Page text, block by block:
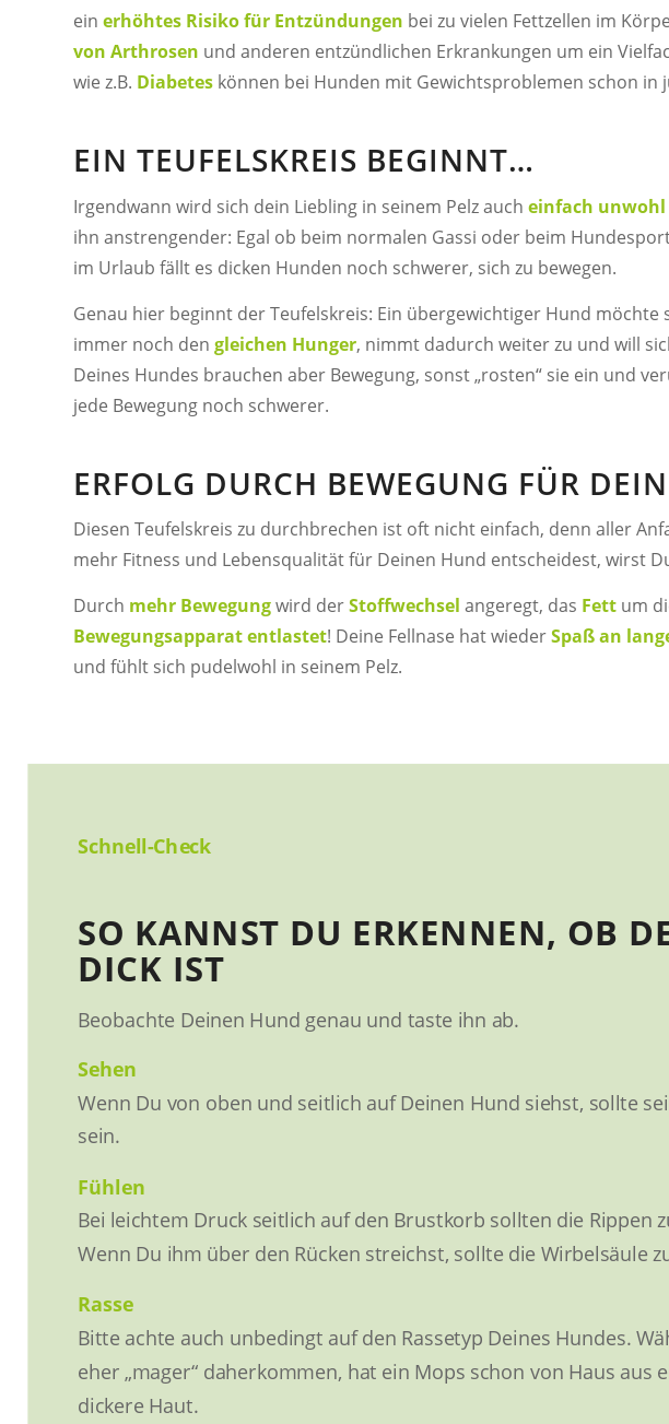
ein erhöhtes Risiko für Entzündungen bei zu vielen Fettzellen im
von Arthrosen und anderen entzündlichen Erkrankungen um ein
wie z.B. Diabetes können bei Hunden mit Gewichtsproblemen schon in
EIN TEUFELSKREIS BEGINNT…
Irgendwann wird sich dein Liebling in seinem Pelz auch einfach
ihn anstrengender: Egal ob beim normalen Gassi oder beim
im Urlaub fällt es dicken Hunden noch schwerer, sich zu bewegen.
Genau hier beginnt der Teufelskreis: Ein übergewichtiger Hund möchte
immer noch den gleichen Hunger, nimmt dadurch weiter zu und will
Deines Hundes brauchen aber Bewegung, sonst „rosten“ sie ein und
jede Bewegung noch schwerer.
ERFOLG DURCH BEWEGUNG FÜR
Diesen Teufelskreis zu durchbrechen ist oft nicht einfach, denn aller
mehr Fitness und Lebensqualität für Deinen Hund entscheidest, wirst
Durch mehr Bewegungwird derStoffwechsel angeregt, das Fett um
Bewegungsapparat entlastet! Deine Fellnase hat wiederSpaß an
und fühlt sich pudelwohl in seinem Pelz.
Schnell-Check
SO KANNST DU ERKENNEN, OB
DICK IST
Beobachte Deinen Hund genau und taste ihn ab.
Sehen
Wenn Du von oben und seitlich auf Deinen Hund siehst, sollte
sein.
Fühlen
Bei leichtem Druck seitlich auf den Brustkorb sollten die Rippen
Wenn Du ihm über den Rücken streichst, sollte die Wirbelsäule
Rasse
Bitte achte auch unbedingt auf den Rassetyp Deines Hundes.
eher „mager“ daherkommen, hat ein Mops schon von Haus aus
dickere Haut.